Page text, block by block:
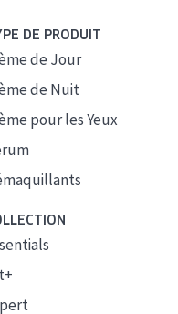
DE PRODUIT
de Jour
de Nuit
pour les Yeux